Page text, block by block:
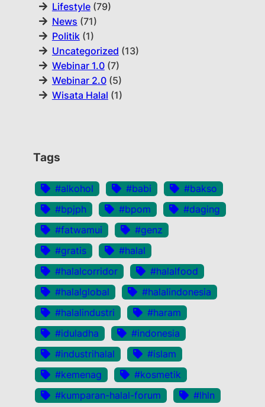
Lifestyle(79)
News (71)
Politik(1)
Uncategorized (13)
Webinar 1.0(7)
Webinar 2.0(5)
Wisata Halal (1)
Tags
#alkohol #babi
#bakso
#bpjph
#bpom
#daging
#fatwamui
#genz
#gratis
#halal
#halalcorridor
#halalfood
#halalglobal
#halalindonesia
#halalindustri
#haram
#iduladha
#indonesia
#industrihalal
#islam
#kemenag
#kosmetik
#kumparan-halal-forum
#lhln